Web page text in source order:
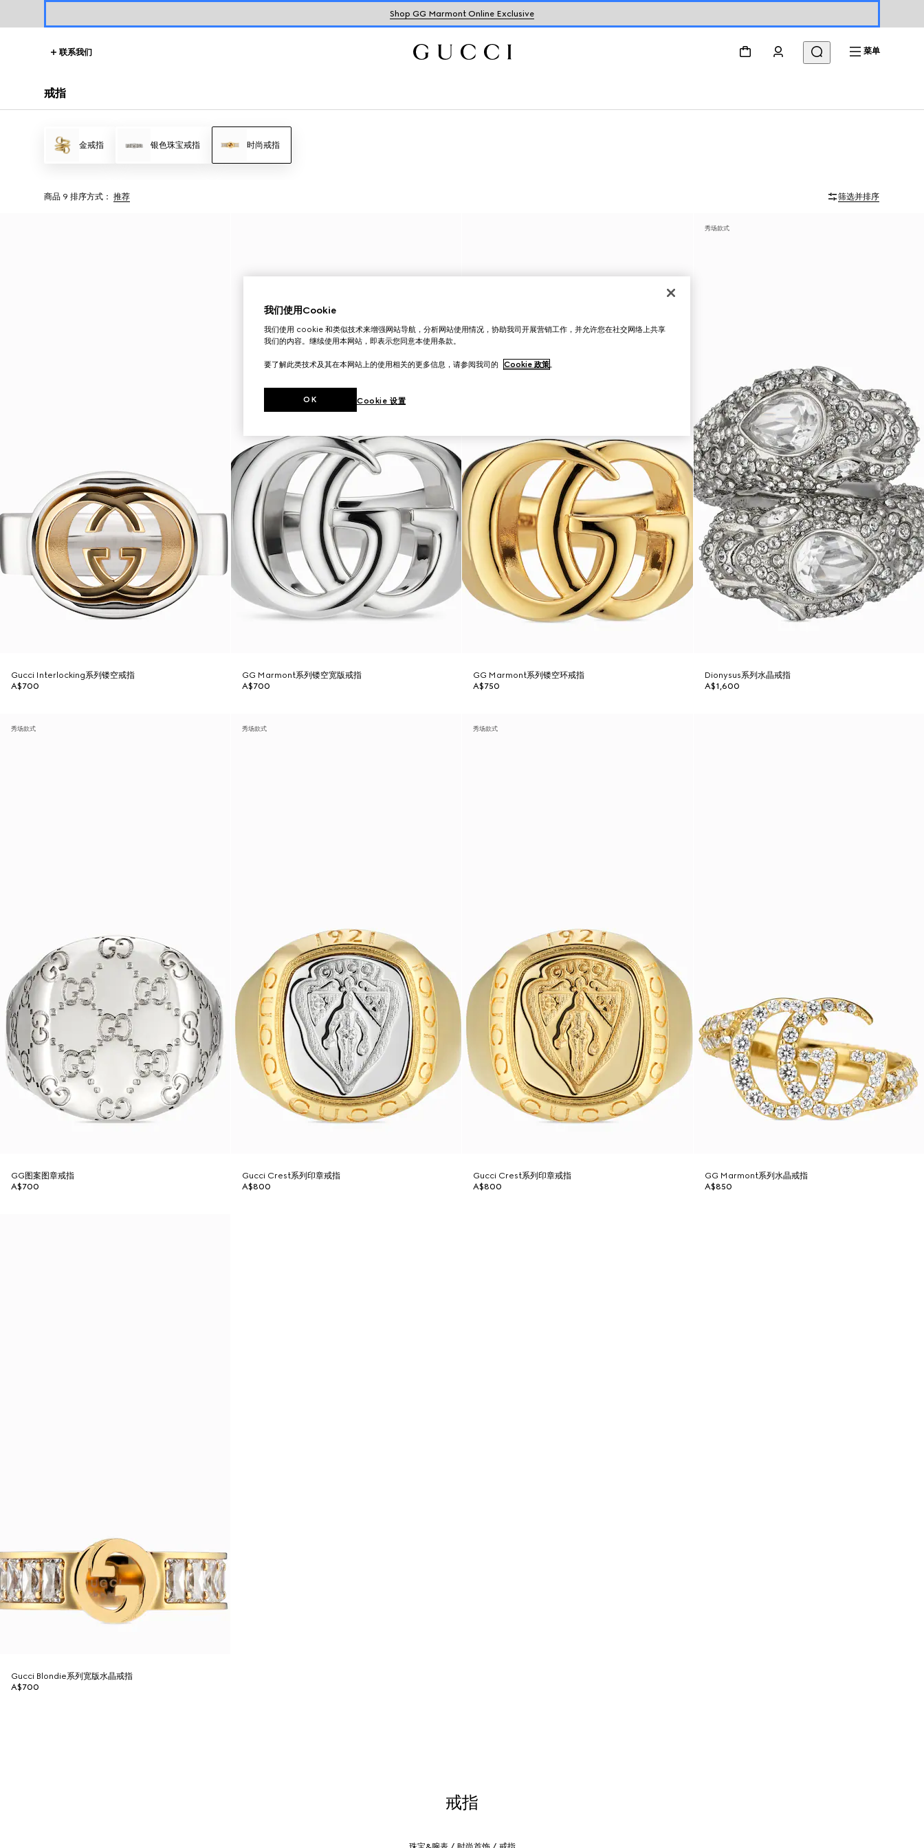
Shop GG Marmont Online Exclusive
联系我们 菜单
戒指
金戒指 银色珠宝戒指 时尚戒指
商品 9 排序方式： 推荐 筛选并排序
Gucci Interlocking系列镂空戒指
A$700
GG Marmont系列镂空宽版戒指
A$700
GG Marmont系列镂空环戒指
A$750
秀场款式
Dionysus系列水晶戒指
A$1,600
秀场款式
GG图案图章戒指
A$700
秀场款式
Gucci Crest系列印章戒指
A$800
秀场款式
Gucci Crest系列印章戒指
A$800
GG Marmont系列水晶戒指
A$850
Gucci Blondie系列宽版水晶戒指
A$700
戒指
我们使用Cookie
我们使用 cookie 和类似技术来增强网站导航，分析网站使用情况，协助我司开展营销工作，并允许您在社交网络上共享
我们的内容。继续使用本网站，即表示您同意本使用条款。
要了解此类技术及其在本网站上的使用相关的更多信息，请参阅我司的 Cookie 政策。
Cookie 设置
OK